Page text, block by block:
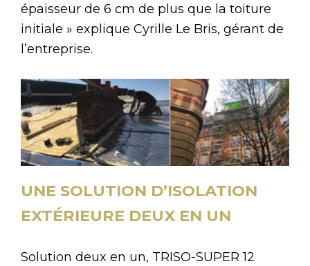
épaisseur de 6 cm de plus que la toiture
initiale » explique Cyrille Le Bris, gérant de
l’entreprise.
UNE SOLUTION D’ISOLATION
EXTÉRIEURE DEUX EN UN
Solution deux en un, TRISO-SUPER 12